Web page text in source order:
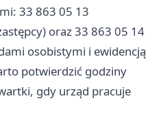
33 863 05 13
oraz 33 863 05 14
osobistymi i ewidencją
potwierdzić godziny
gdy urząd pracuje